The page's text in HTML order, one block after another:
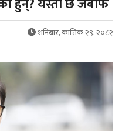
शनिबार, कात्तिक २९, २०८२